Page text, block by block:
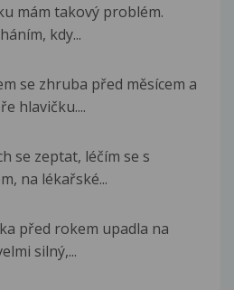
mám takový problém.
kdy...
se zhruba před měsícem a
hlavičku....
se zeptat, léčím se s
na lékařské...
před rokem upadla na
silný,...